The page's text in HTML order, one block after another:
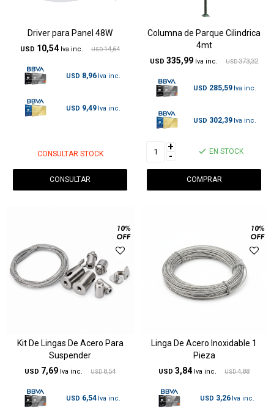
Driver para Panel 48W
USD 10,54 USD 14,64
USD 8,96
USD 9,49
CONSULTAR STOCK
CONSULTAR
Columna de Parque Cilindrica
4mt
USD 335,99 USD 373,32
USD 285,59
USD 302,39
+
- EN STOCK
Kit De Lingas De Acero Para
Suspender
USD 7,69 USD 8,54
USD 6,54
Linga De Acero Inoxidable 1
Pieza
USD 3,84 USD 4,88
USD 3,26